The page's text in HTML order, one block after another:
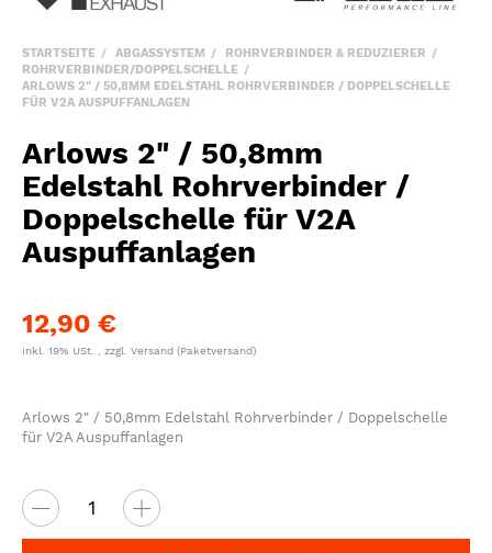
STARTSEITE ABGASSYSTEM
ROHRVERBINDER & REDUZIERER
ROHRVERBINDER/DOPPELSCHELLE
ARLOWS 2" / 50,8MM EDELSTAHL ROHRVERBINDER / DOPPELSCHELLE
FÜR V2A AUSPUFFANLAGEN
Arlows 2" / 50,8mm
Edelstahl Rohrverbinder /
Doppelschelle für V2A
Auspuffanlagen
12,90 €
inkl. 19% USt. , zzgl. Versand (Paketversand)
Arlows 2" / 50,8mm Edelstahl Rohrverbinder / Doppelschelle
für V2A Auspuffanlagen